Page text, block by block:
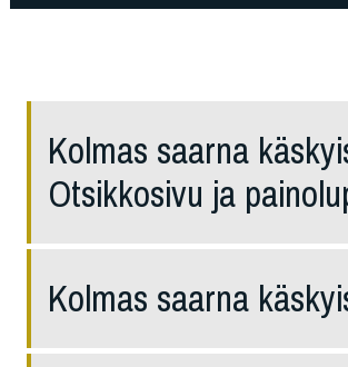
Kolmas saarna
Otsikkosivu ja
Kolmas saarna